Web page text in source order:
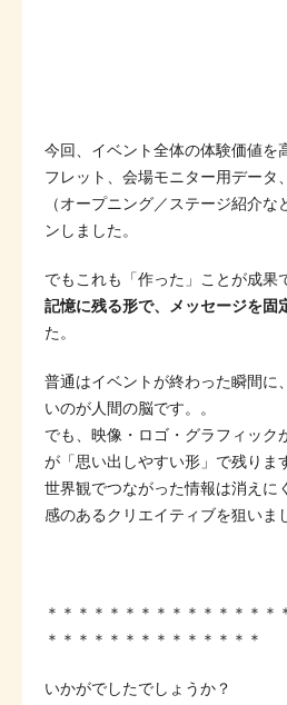
今回、イベント全体の体験価値を
フレット、会場モニター用データ
（オープニング／ステージ紹介
ンしました。
でもこれも「作った」ことが成果
記憶に残る形で、メッセージを固
た。
普通はイベントが終わった瞬間に
いのが人間の脳です。。
でも、映像・ロゴ・グラフィック
が「思い出しやすい形」で残りま
世界観でつながった情報は消えに
感のあるクリエイティブを狙いま
＊＊＊＊＊＊＊＊＊＊＊＊＊＊＊
＊＊＊＊＊＊＊＊＊＊＊＊＊＊
いかがでしたでしょうか？